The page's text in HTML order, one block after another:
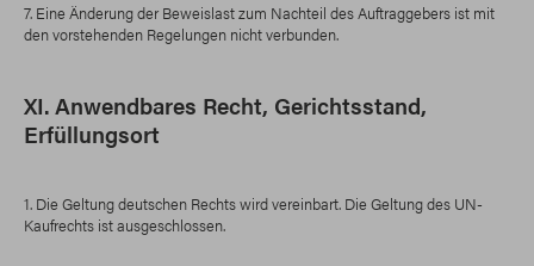
7. Eine Änderung der Beweislast zum Nachteil des Auftraggebers ist mit
den vorstehenden Regelungen nicht verbunden.
XI. Anwendbares Recht, Gerichtsstand,
Erfüllungsort
1. Die Geltung deutschen Rechts wird vereinbart. Die Geltung des UN-
Kaufrechts ist ausgeschlossen.